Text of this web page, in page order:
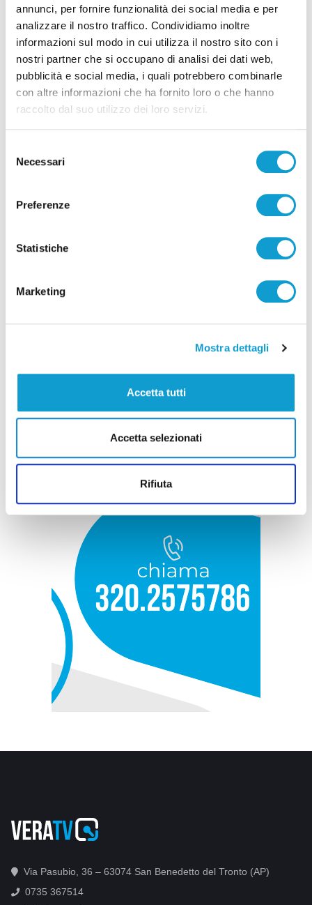
annunci, per fornire funzionalità dei social media e per
analizzare il nostro traffico. Condividiamo inoltre
informazioni sul modo in cui utilizza il nostro sito con i
nostri partner che si occupano di analisi dei dati web,
pubblicità e social media, i quali potrebbero combinarle
con altre informazioni che ha fornito loro o che hanno
raccolto dal suo utilizzo dei loro servizi.
delNecessari
Preferenze
Statistiche
Marketing
Mostra dettagli
Accetta tutti
Accetta selezionati
Rifiuta
Pubblicità
Via Pasubio, 36 – 63074 San Benedetto del Tronto (AP)
0735 367514